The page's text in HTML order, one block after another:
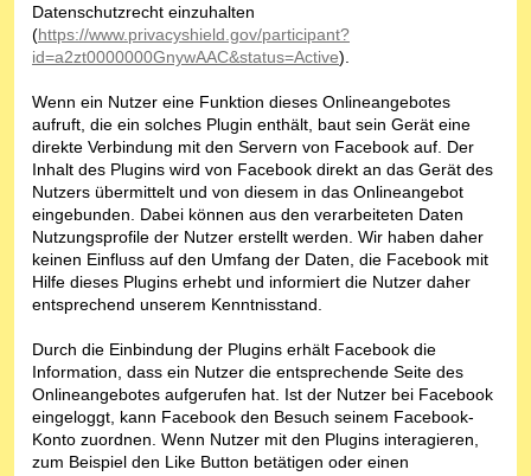
Datenschutzrecht einzuhalten
(https://www.privacyshield.gov/participant?
id=a2zt0000000GnywAAC&status=Active).
Wenn ein Nutzer eine Funktion dieses Onlineangebotes
aufruft, die ein solches Plugin enthält, baut sein Gerät eine
direkte Verbindung mit den Servern von Facebook auf. Der
Inhalt des Plugins wird von Facebook direkt an das Gerät des
Nutzers übermittelt und von diesem in das Onlineangebot
eingebunden. Dabei können aus den verarbeiteten Daten
Nutzungsprofile der Nutzer erstellt werden. Wir haben daher
keinen Einfluss auf den Umfang der Daten, die Facebook mit
Hilfe dieses Plugins erhebt und informiert die Nutzer daher
entsprechend unserem Kenntnisstand.
Durch die Einbindung der Plugins erhält Facebook die
Information, dass ein Nutzer die entsprechende Seite des
Onlineangebotes aufgerufen hat. Ist der Nutzer bei Facebook
eingeloggt, kann Facebook den Besuch seinem Facebook-
Konto zuordnen. Wenn Nutzer mit den Plugins interagieren,
zum Beispiel den Like Button betätigen oder einen